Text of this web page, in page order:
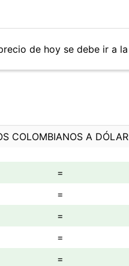
de hoy se debe ir a la
COLOMBIANOS A
=
=
=
=
=